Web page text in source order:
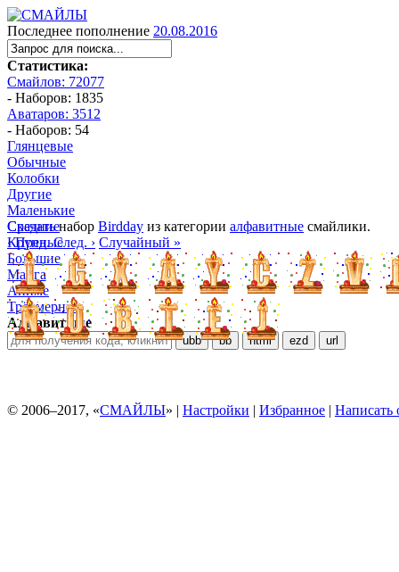
Последнее пополнение 20.08.2016
Статистика:
Смайлов: 72077
- Наборов: 1835
Аватаров: 3512
- Наборов: 54
Глянцевые
Обычные
Колобки
Другие
Маленькие
Средние
Крупные
Большие
Манга
Аниме
Трёхмерные
Алфавитные
ubb bb html ezd url
Скачатьнабор Birdday из категории алфавитные смайлики.
‹ Пред. След. › Случайный »
© 2006–2017, «СМАЙЛЫ» | Настройки | Избранное | Написать